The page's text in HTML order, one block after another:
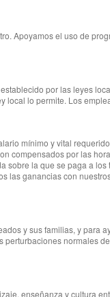
Apoyamos el uso de
por las leyes
lo permite. Los
mínimo y vital
compensados ​​por las
la que se paga a
ganancias con
y sus familias, y para
normales
enseñanza y cultura